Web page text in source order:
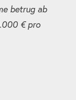
betrug ab
€ pro